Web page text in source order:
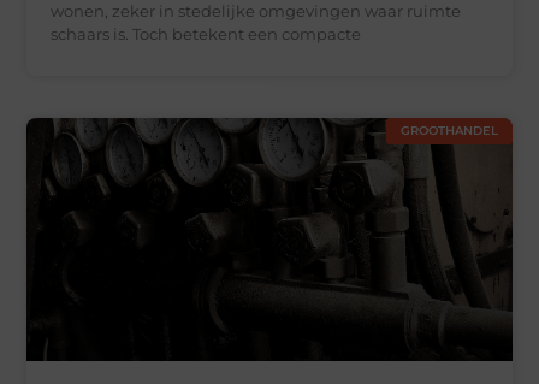
wonen, zeker in stedelijke omgevingen waar ruimte
schaars is. Toch betekent een compacte
GROOTHANDEL